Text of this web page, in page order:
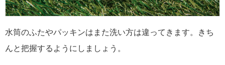
水筒のふたやパッキンはまた洗い方は違ってきます。きち
んと把握するようにしましょう。